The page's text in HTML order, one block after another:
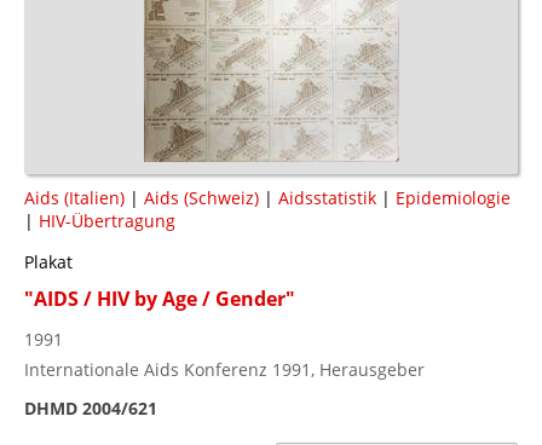
Aids (Italien) | Aids (Schweiz) | Aidsstatistik | Epidemiologie
| HIV-Übertragung
Plakat
"AIDS / HIV by Age / Gender"
1991
Internationale Aids Konferenz 1991, Herausgeber
DHMD 2004/621